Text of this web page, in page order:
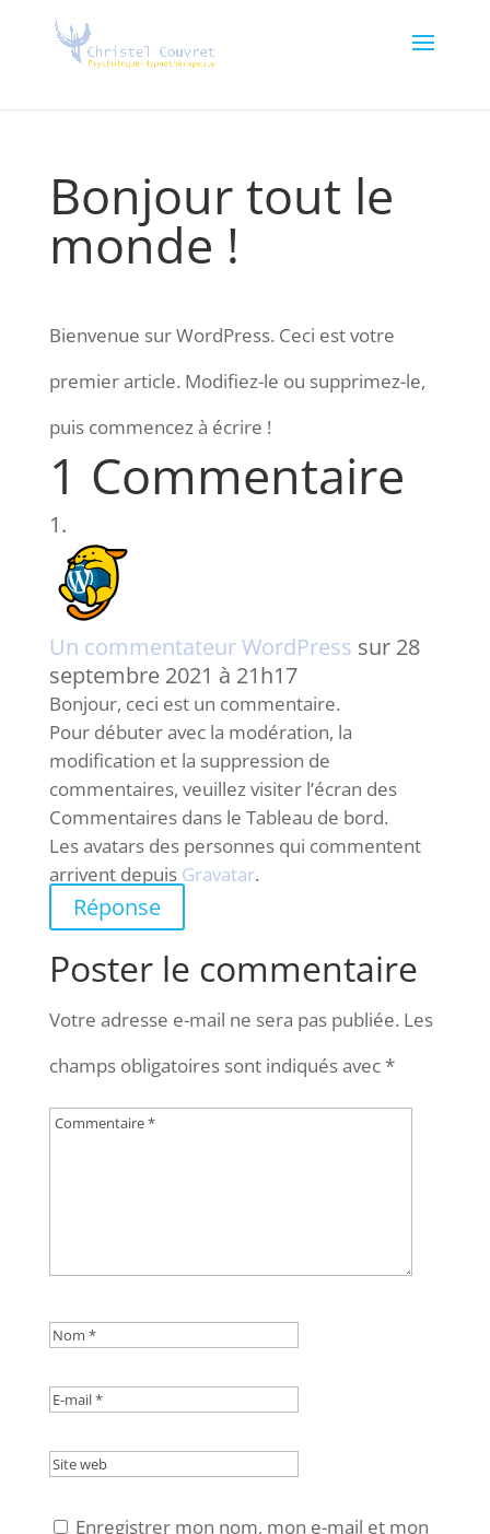
Bonjour tout le
monde !
Bienvenue sur WordPress. Ceci est votre
premier article. Modifiez-le ou supprimez-le,
puis commencez à écrire !
1 Commentaire
Un commentateur WordPress sur 28
septembre 2021 à 21h17
Bonjour, ceci est un commentaire.
Pour débuter avec la modération, la
modification et la suppression de
commentaires, veuillez visiter l’écran des
Commentaires dans le Tableau de bord.
Les avatars des personnes qui commentent
arrivent depuis Gravatar.
Réponse
Poster le commentaire
Votre adresse e-mail ne sera pas publiée. Les
champs obligatoires sont indiqués avec*
Enregistrer mon nom, mon e-mail et mon